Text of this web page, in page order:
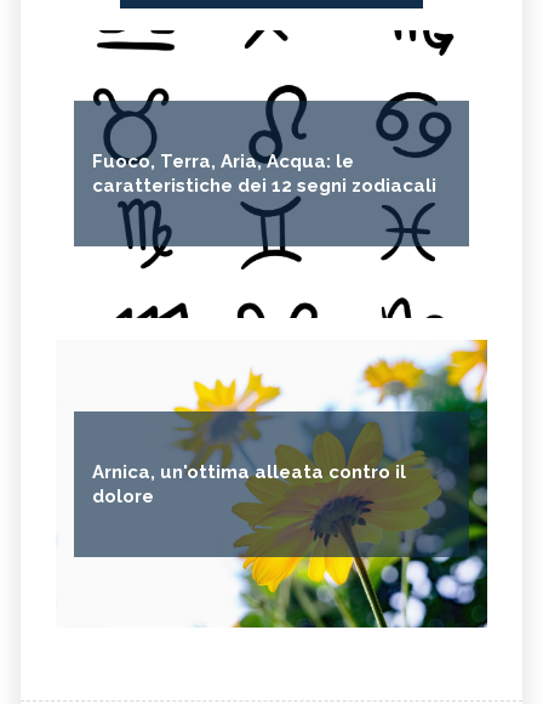
Fuoco, Terra, Aria, Acqua: le
caratteristiche dei 12 segni zodiacali
Arnica, un'ottima alleata contro il
dolore